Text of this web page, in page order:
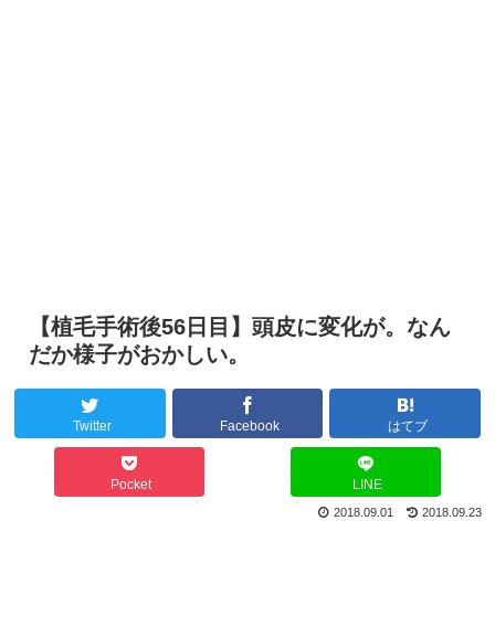
【植毛手術後56日目】頭皮に変化が。なん
だか様子がおかしい。
Twitter Facebook はてブ
Pocket LINE
2018.09.23
2018.09.01